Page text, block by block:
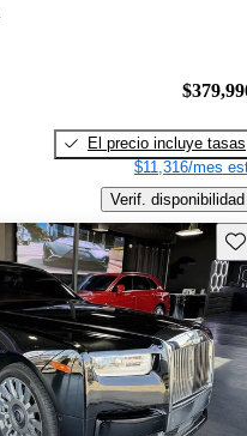
El precio incluye tasas
$11,316/mes
Verif. disponibilidad